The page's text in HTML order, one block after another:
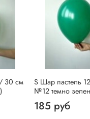
30 см
S Шар пастель
№12 темно
185 руб